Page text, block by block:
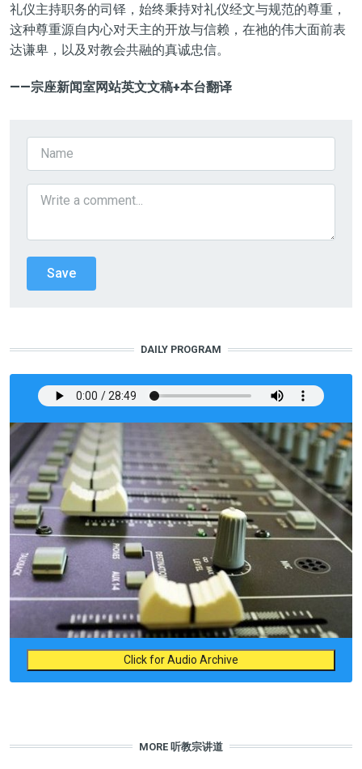
礼仪主持职务的司铎，始终秉持对礼仪经文与规范的尊重，
这种尊重源自内心对天主的开放与信赖，在祂的伟大面前表
达谦卑，以及对教会共融的真诚忠信。
——宗座新闻室网站英文文稿+本台翻译
DAILY PROGRAM
Click for Audio Archive
MORE 听教宗讲道